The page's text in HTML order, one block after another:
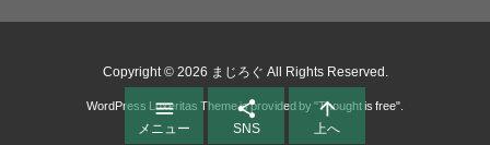
Copyright © 2026 まじろぐ All Rights Reserved.
WordPress Luxeritas Theme is provided by "Thought is free".

メニュー

SNS

上へ